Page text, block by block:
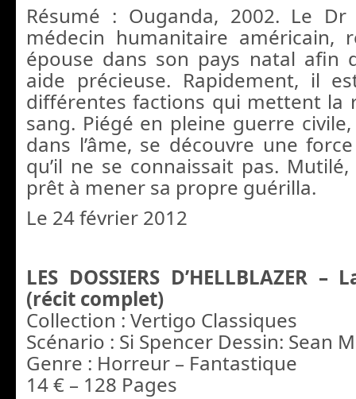
Résumé : Ouganda, 2002. Le Dr
médecin humanitaire américain,
épouse dans son pays natal afin
aide précieuse. Rapidement, il
différentes factions qui mettent la
sang. Piégé en pleine guerre
dans l’âme, se découvre une
qu’il ne se connaissait pas.
prêt à mener sa propre guérilla.
Le 24 février 2012
LES DOSSIERS D’HELLBLAZER
(récit complet)
Collection : Vertigo Classiques
Scénario : Si Spencer Dessin: Sean
Genre : Horreur – Fantastique
14 € – 128 Pages